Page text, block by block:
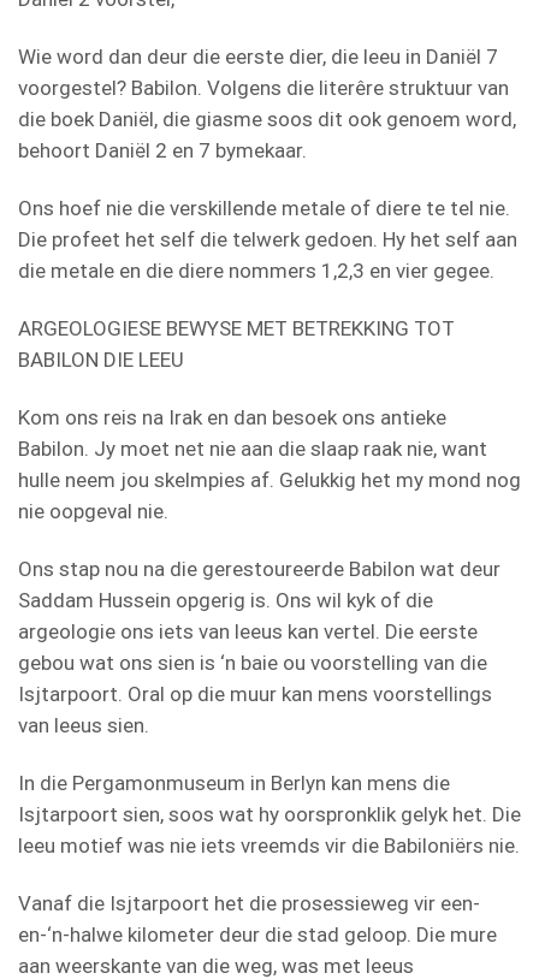
Wie word dan deur die eerste dier, die leeu in Daniël 7
voorgestel? Babilon. Volgens die literêre struktuur van
die boek Daniël, die giasme soos dit ook genoem word,
behoort Daniël 2 en 7 bymekaar.
Ons hoef nie die verskillende metale of diere te tel nie.
Die profeet het self die telwerk gedoen. Hy het self aan
die metale en die diere nommers 1,2,3 en vier gegee.
ARGEOLOGIESE BEWYSE MET BETREKKING TOT
BABILON DIE LEEU
Kom ons reis na Irak en dan besoek ons antieke
Babilon. Jy moet net nie aan die slaap raak nie, want
hulle neem jou skelmpies af. Gelukkig het my mond nog
nie oopgeval nie.
Ons stap nou na die gerestoureerde Babilon wat deur
Saddam Hussein opgerig is. Ons wil kyk of die
argeologie ons iets van leeus kan vertel. Die eerste
gebou wat ons sien is ‘n baie ou voorstelling van die
Isjtarpoort. Oral op die muur kan mens voorstellings
van leeus sien.
In die Pergamonmuseum in Berlyn kan mens die
Isjtarpoort sien, soos wat hy oorspronklik gelyk het. Die
leeu motief was nie iets vreemds vir die Babiloniërs nie.
Vanaf die Isjtarpoort het die prosessieweg vir een-
en-‘n-halwe kilometer deur die stad geloop. Die mure
aan weerskante van die weg, was met leeus